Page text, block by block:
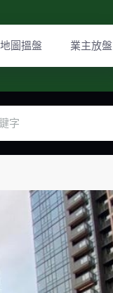
地圖搵盤 業主放盤